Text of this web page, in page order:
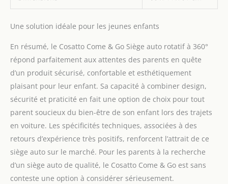
points offre une sécurité
de collision en
répartissant les forces
fortes du corps. Les
coussinets de poitrine
offrent un confort tout en
réduisant les
mouvements de votre
enfant. Avec une fonction
d'inclinaison facile
d'accès à une main, il est
facile d'obtenir la
meilleure position assise.
Une solution idéale pour les jeunes enfants
En résumé, le Cosatto Come & Go Siège auto rotatif à 360°
répond parfaitement aux attentes des parents en quête
d’un produit sécurisé, confortable et esthétiquement
plaisant pour leur enfant. Sa capacité à combiner design,
sécurité et praticité en fait une option de choix pour tout
parent soucieux du bien-être de son enfant lors des trajets
en voiture. Les spécificités techniques, associées à des
retours d’expérience très positifs, renforcent l’attrait de ce
siège auto sur le marché. Pour les parents à la recherche
d’un siège auto de qualité, le Cosatto Come & Go est sans
conteste une option à considérer sérieusement.